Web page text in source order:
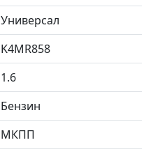
Универсал
K4MR858
1.6
Бензин
МКПП